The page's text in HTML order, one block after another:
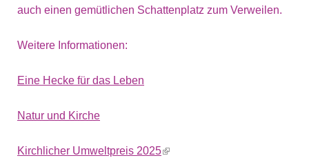
auch einen gemütlichen Schattenplatz zum Verweilen.
Weitere Informationen:
Eine Hecke für das Leben
Natur und Kirche
Kirchlicher Umweltpreis 2025